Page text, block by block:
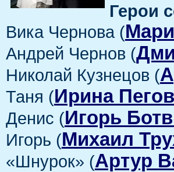
Герои
Вика Чернова (
Андрей Чернов (
Николай Кузнецов (
Таня (Ирина
Денис (Игорь
Игорь (Михаил
«Шнурок» (Артур